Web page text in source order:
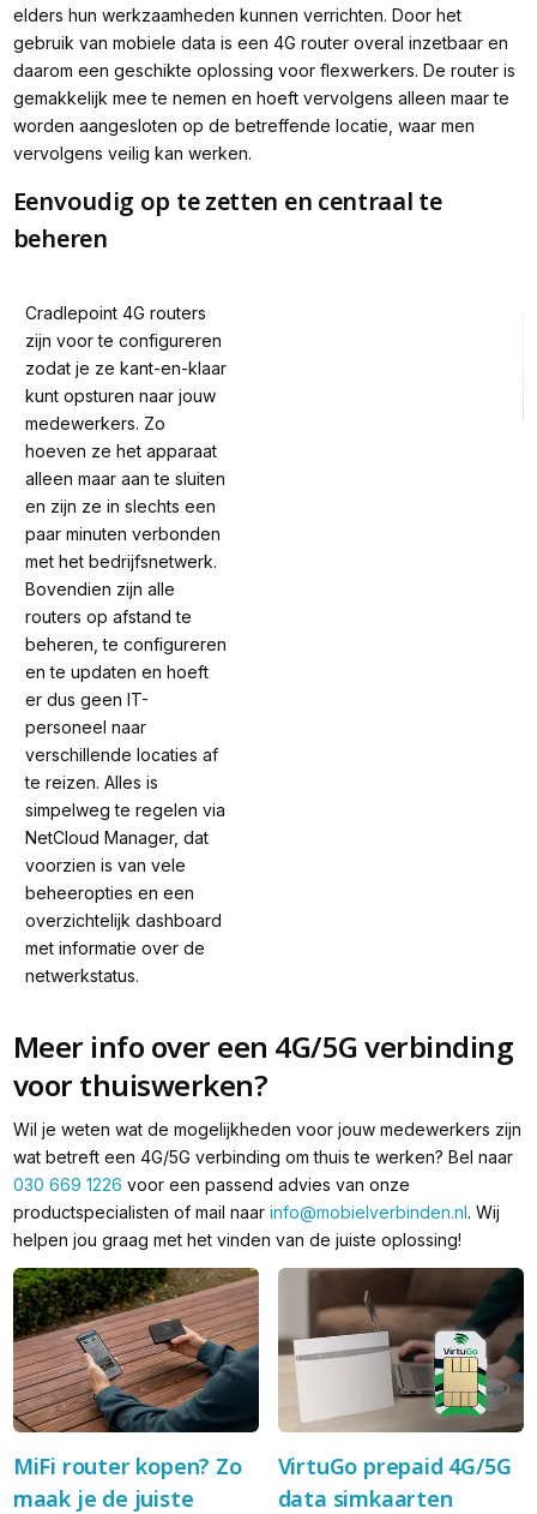
elders hun werkzaamheden kunnen verrichten. Door het
gebruik van mobiele data is een 4G router overal inzetbaar en
daarom een geschikte oplossing voor flexwerkers. De router is
gemakkelijk mee te nemen en hoeft vervolgens alleen maar te
worden aangesloten op de betreffende locatie, waar men
vervolgens veilig kan werken.
Eenvoudig op te zetten en centraal te
beheren
Cradlepoint 4G routers
zijn voor te configureren
zodat je ze kant-en-klaar
kunt opsturen naar jouw
medewerkers. Zo
hoeven ze het apparaat
alleen maar aan te sluiten
en zijn ze in slechts een
paar minuten verbonden
met het bedrijfsnetwerk.
Bovendien zijn alle
routers op afstand te
beheren, te configureren
en te updaten en hoeft
er dus geen IT-
personeel naar
verschillende locaties af
te reizen. Alles is
simpelweg te regelen via
NetCloud Manager, dat
voorzien is van vele
beheeropties en een
overzichtelijk dashboard
met informatie over de
netwerkstatus.
Meer info over een 4G/5G verbinding
voor thuiswerken?
Wil je weten wat de mogelijkheden voor jouw medewerkers zijn
wat betreft een 4G/5G verbinding om thuis te werken? Bel naar
030 669 1226 voor een passend advies van onze
productspecialisten of mail naar info@mobielverbinden.nl. Wij
helpen jou graag met het vinden van de juiste oplossing!
MiFi router kopen? Zo
maak je de juiste
VirtuGo prepaid 4G/5G
data simkaarten